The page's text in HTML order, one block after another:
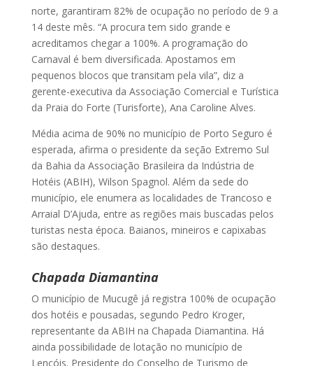
norte, garantiram 82% de ocupação no período de 9 a
14 deste mês. “A procura tem sido grande e
acreditamos chegar a 100%. A programação do
Carnaval é bem diversificada. Apostamos em
pequenos blocos que transitam pela vila”, diz a
gerente-executiva da Associação Comercial e Turística
da Praia do Forte (Turisforte), Ana Caroline Alves.
Média acima de 90% no município de Porto Seguro é
esperada, afirma o presidente da seção Extremo Sul
da Bahia da Associação Brasileira da Indústria de
Hotéis (ABIH), Wilson Spagnol. Além da sede do
município, ele enumera as localidades de Trancoso e
Arraial D’Ajuda, entre as regiões mais buscadas pelos
turistas nesta época. Baianos, mineiros e capixabas
são destaques.
Chapada Diamantina
O município de Mucugê já registra 100% de ocupação
dos hotéis e pousadas, segundo Pedro Kroger,
representante da ABIH na Chapada Diamantina. Há
ainda possibilidade de lotação no município de
Lençóis. Presidente do Conselho de Turismo de